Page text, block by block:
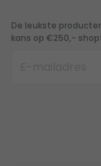
De leukste
kans op €250,-